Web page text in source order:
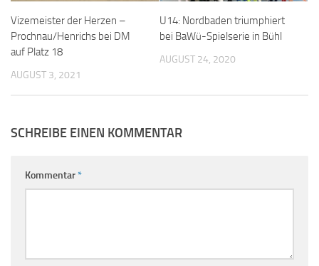
Vizemeister der Herzen –
Prochnau/Henrichs bei DM
auf Platz 18
AUGUST 3, 2021
U14: Nordbaden triumphiert
bei BaWü-Spielserie in Bühl
AUGUST 24, 2020
SCHREIBE EINEN KOMMENTAR
Kommentar*